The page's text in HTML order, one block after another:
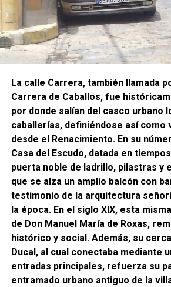
La calle Carrera, también llamada
Carrera de Caballos, fue
por donde salían del casco urbano
caballerías, definiéndose así como
desde el Renacimiento. En su
Casa del Escudo, datada en
puerta noble de ladrillo, pilastras y
que se alza un amplio balcón con
testimonio de la arquitectura
la época. En el siglo XIX, esta
de Don Manuel María de Roxas,
histórico y social. Además, su
Ducal, al cual conectaba mediante
entradas principales, refuerza su
entramado urbano antiguo de la